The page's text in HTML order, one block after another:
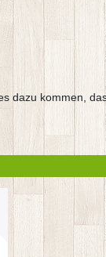
dazu kommen,